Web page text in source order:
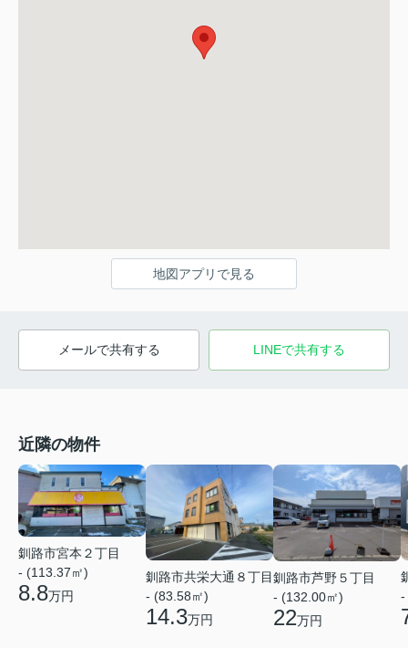
地図アプリで見る
メールで共有する LINEで共有する
近隣の物件
釧路市宮本２丁目
- (113.37㎡)
8.8万円
釧路市共栄大通８丁目
- (83.58㎡)
14.3万円
釧路市芦野５丁目
- (132.00㎡)
22万円
-